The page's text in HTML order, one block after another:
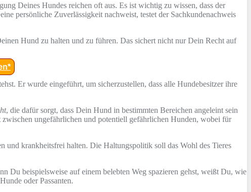
Deines Hundes reichen oft aus. Es ist wichtig zu wissen, dass der
persönliche Zuverlässigkeit nachweist, testet der Sachkundenachweis
Hund zu halten und zu führen. Das sichert nicht nur Dein Recht auf
Er wurde eingeführt, um sicherzustellen, dass alle Hundebesitzer ihre
, die dafür sorgt, dass Dein Hund in bestimmten Bereichen angeleint sein
ungefährlichen und potentiell gefährlichen Hunden, wobei für
und krankheitsfrei halten. Die Haltungspolitik soll das Wohl des Tieres
Du beispielsweise auf einem belebten Weg spazieren gehst, weißt Du, wie
oder Passanten.